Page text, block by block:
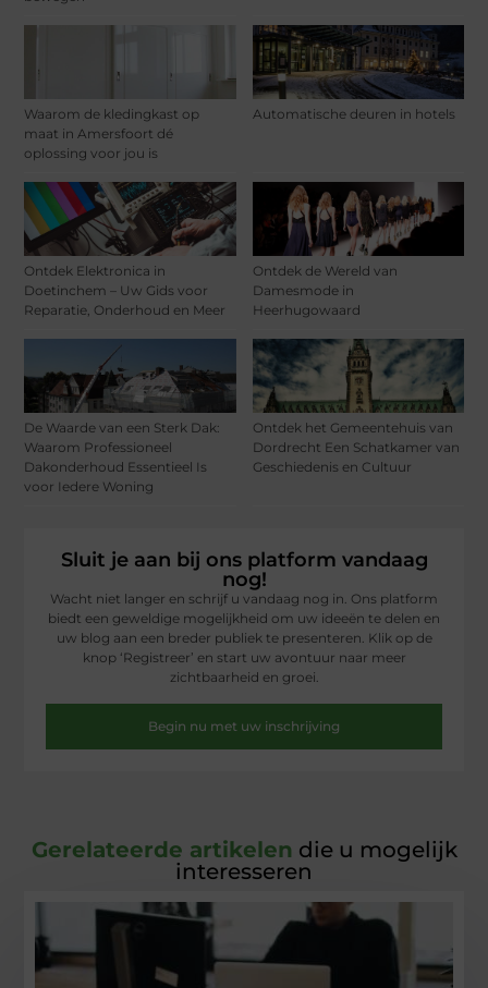
Waarom de kledingkast op
maat in Amersfoort dé
oplossing voor jou is
Automatische deuren in hotels
Ontdek Elektronica in
Doetinchem – Uw Gids voor
Reparatie, Onderhoud en Meer
Ontdek de Wereld van
Damesmode in
Heerhugowaard
De Waarde van een Sterk Dak:
Waarom Professioneel
Dakonderhoud Essentieel Is
voor Iedere Woning
Ontdek het Gemeentehuis van
Dordrecht Een Schatkamer van
Geschiedenis en Cultuur
Sluit je aan bij ons platform vandaag
nog!
Wacht niet langer en schrijf u vandaag nog in. Ons platform
biedt een geweldige mogelijkheid om uw ideeën te delen en
uw blog aan een breder publiek te presenteren. Klik op de
knop ‘Registreer’ en start uw avontuur naar meer
zichtbaarheid en groei.
Begin nu met uw inschrijving
Gerelateerde artikelen die u mogelijk
interesseren